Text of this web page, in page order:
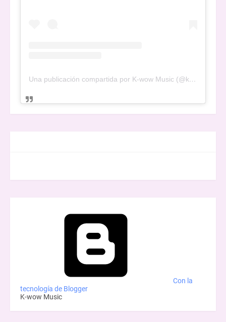
Una publicación compartida por K-wow Music (@kwowwmusic)
Con la
tecnología de Blogger
K-wow Music